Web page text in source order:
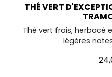
THÉ VERT
Thé vert frais, herbacé
légères
Prix